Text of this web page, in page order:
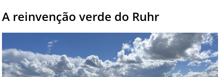
A reinvenção verde do Ruhr